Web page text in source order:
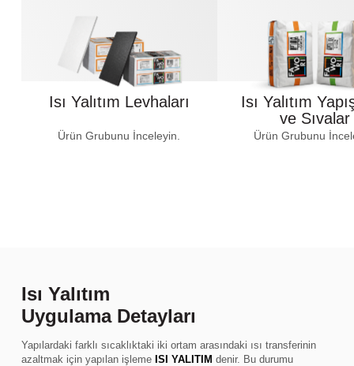
Isı Yalıtım Levhaları
Ürün Grubunu İnceleyin.
Isı Yalıtım
ve Sıvalar
Ürün Grubunu
Isı Yalıtım
Uygulama Detayları
Yapılardaki farklı sıcaklıktaki iki ortam arasındaki ısı transferinin
azaltmak için yapılan işleme ISI YALITIM denir. Bu durumu